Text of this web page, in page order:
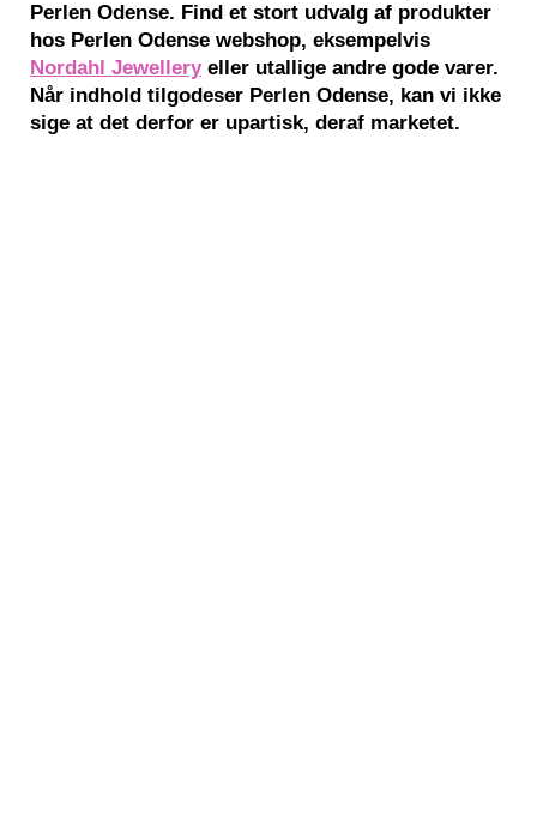
Perlen Odense. Find et stort udvalg af produkter
hos Perlen Odense webshop, eksempelvis
Nordahl Jewelleryeller utallige andre gode varer.
Når indhold tilgodeser Perlen Odense, kan vi ikke
sige at det derfor er upartisk, deraf marketet.